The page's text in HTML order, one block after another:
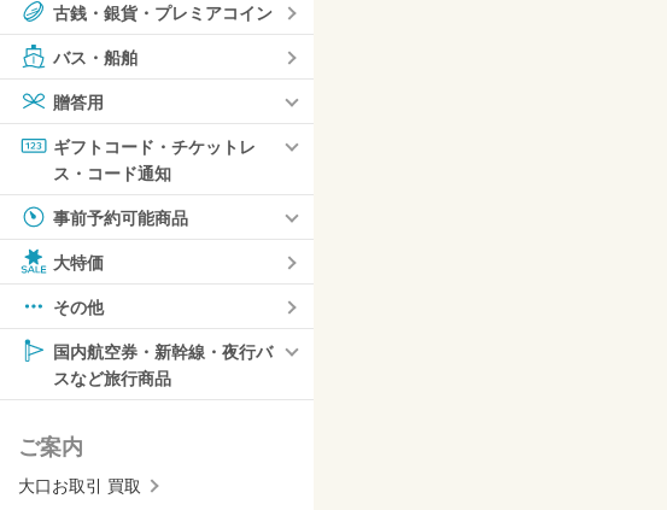
古銭・銀貨・プレミアコイン
バス・船舶
贈答用
ギフトコード・チケットレ
ス・コード通知
事前予約可能商品
大特価
その他
国内航空券・新幹線・夜行バ
スなど旅行商品
ご案内
大口お取引 買取